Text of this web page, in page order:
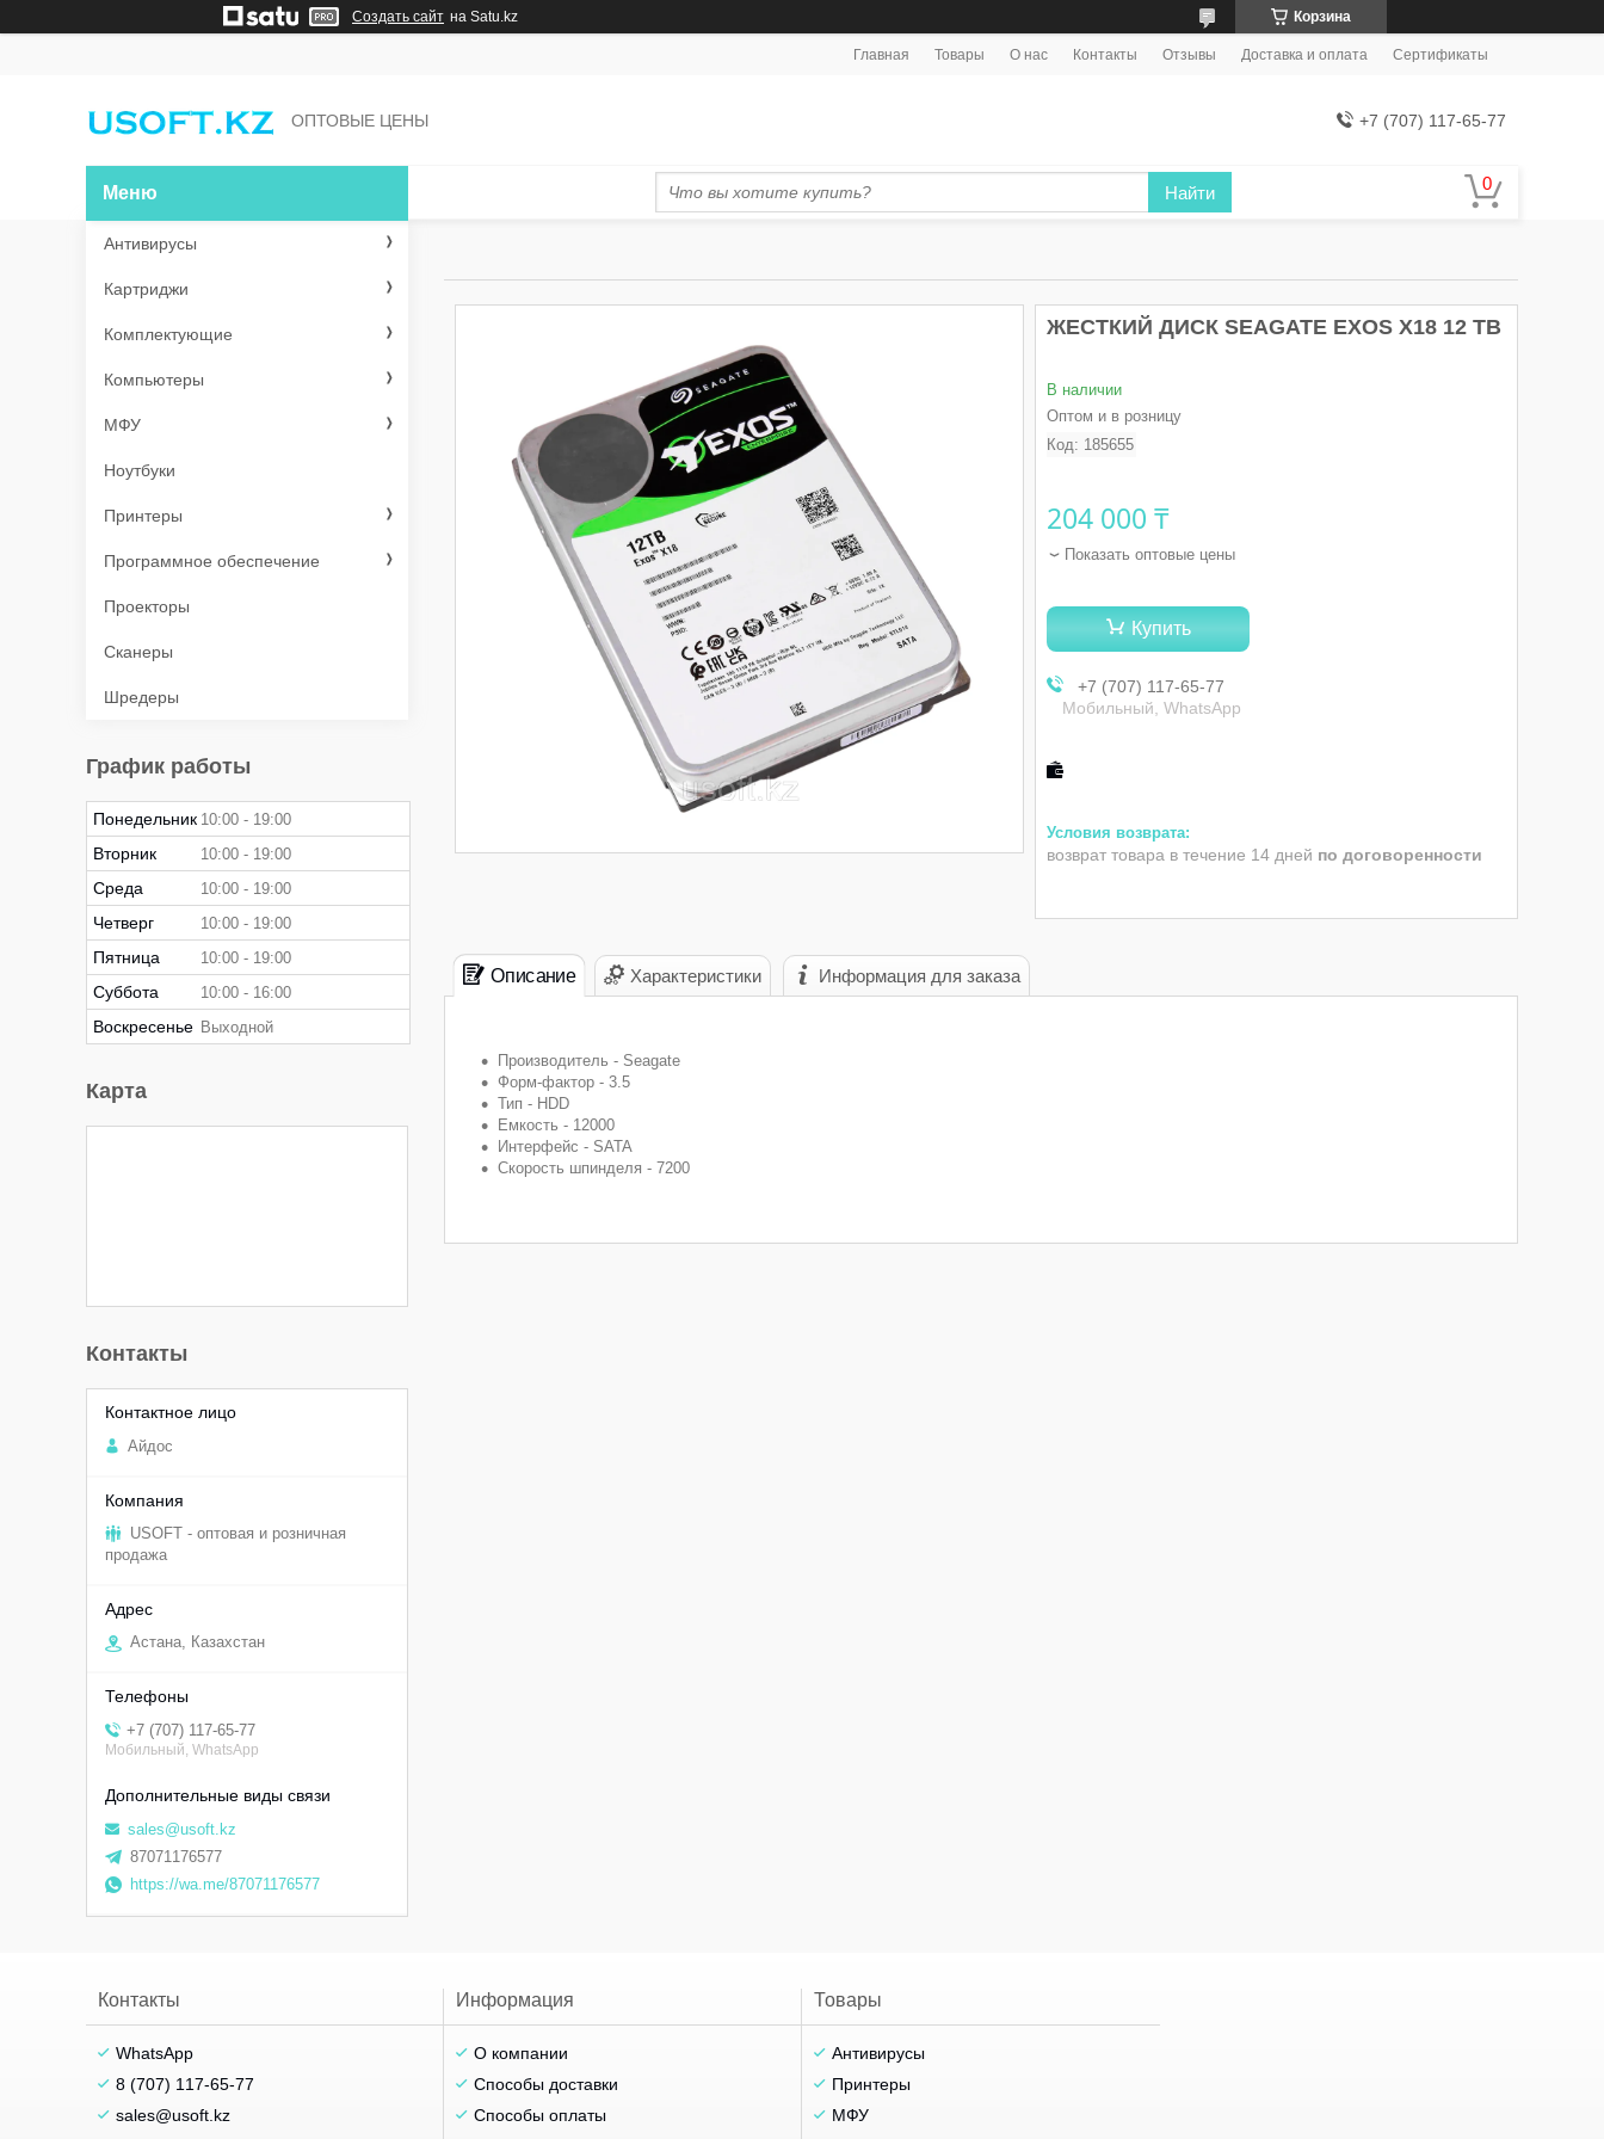
Создать сайт на Satu.kz Корзина
Главная Товары О нас Контакты Отзывы Доставка и оплата Сертификаты
ОПТОВЫЕ ЦЕНЫ +7 (707) 117-65-77
Найти
ЖЕСТКИЙ ДИСК SEAGATE EXOS X18 12 TB
В наличии
Оптом и в розницу
Код: 185655
204 000 ₸
Показать оптовые цены
Купить
+7 (707) 117-65-77
Мобильный, WhatsApp
возврат товара в течение 14 дней по договоренности
Описание Характеристики Информация для заказа
Производитель - Seagate
Форм-фактор - 3.5
Тип - HDD
Емкость - 12000
Интерфейс - SATA
Скорость шпинделя - 7200
Антивирусы
Картриджи
Комплектующие
Компьютеры
МФУ
Ноутбуки
Принтеры
Программное обеспечение
Проекторы
Сканеры
Шредеры
График работы
Понедельник 10:00 19:00
Вторник 10:00 19:00
Среда 10:00 19:00
Четверг 10:00 19:00
Пятница 10:00 19:00
Суббота 10:00 16:00
Воскресенье Выходной
Карта
Контакты
Aйдоc
USOFT - оптовая и розничная
продажа
Астана, Казахстан
+7 (707) 117-65-77
Мобильный, WhatsApp
sales@usoft.kz
87071176577
https://wa.me/87071176577
Контакты
WhatsApp
8 (707) 117-65-77
sales@usoft.kz
Информация
О компании
Способы доставки
Способы оплаты
Товары
Антивирусы
Принтеры
МФУ